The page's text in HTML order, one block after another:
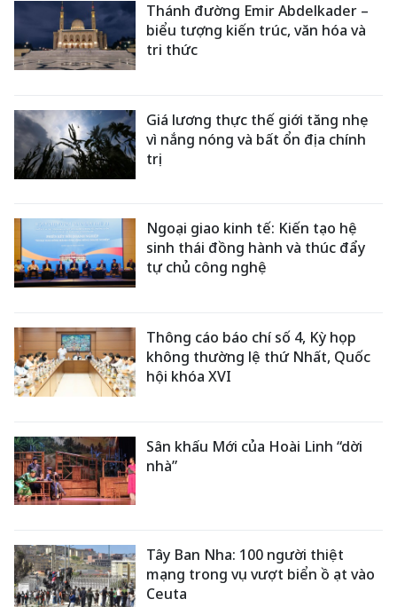
Thánh đường Emir Abdelkader –
biểu tượng kiến trúc, văn hóa và
tri thức
Giá lương thực thế giới tăng nhẹ
vì nắng nóng và bất ổn địa chính
trị
Ngoại giao kinh tế: Kiến tạo hệ
sinh thái đồng hành và thúc đẩy
tự chủ công nghệ
Thông cáo báo chí số 4, Kỳ họp
không thường lệ thứ Nhất, Quốc
hội khóa XVI
Sân khấu Mới của Hoài Linh “dời
nhà”
Tây Ban Nha: 100 người thiệt
mạng trong vụ vượt biển ồ ạt vào
Ceuta